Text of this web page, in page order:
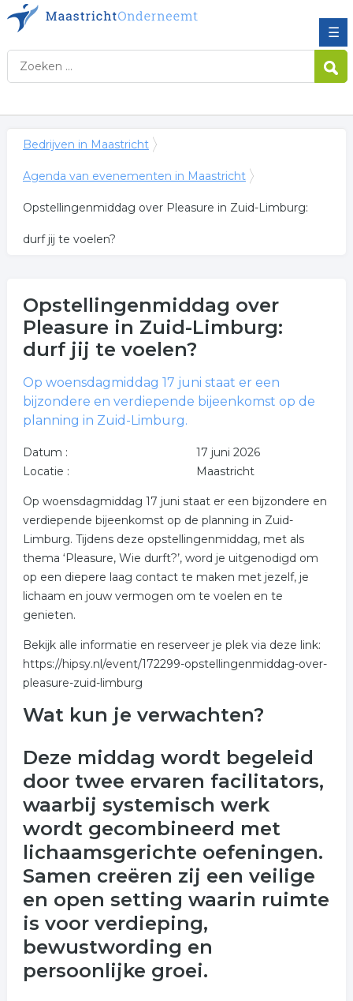
☰
Bedrijven in Maastricht
Agenda van evenementen in Maastricht
Opstellingenmiddag over Pleasure in Zuid-Limburg:
durf jij te voelen?
Opstellingenmiddag over
Pleasure in Zuid-Limburg:
durf jij te voelen?
Op woensdagmiddag 17 juni staat er een
bijzondere en verdiepende bijeenkomst op de
planning in Zuid-Limburg.
Datum :
17 juni 2026
Locatie :
Maastricht
Op woensdagmiddag 17 juni staat er een bijzondere en
verdiepende bijeenkomst op de planning in Zuid-
Limburg. Tijdens deze opstellingenmiddag, met als
thema ‘Pleasure, Wie durft?’, word je uitgenodigd om
op een diepere laag contact te maken met jezelf, je
lichaam en jouw vermogen om te voelen en te
genieten.
Bekijk alle informatie en reserveer je plek via deze link:
https://hipsy.nl/event/172299-opstellingenmiddag-over-
pleasure-zuid-limburg
Wat kun je verwachten?
Deze middag wordt begeleid
door twee ervaren facilitators,
waarbij systemisch werk
wordt gecombineerd met
lichaamsgerichte oefeningen.
Samen creëren zij een veilige
en open setting waarin ruimte
is voor verdieping,
bewustwording en
persoonlijke groei.